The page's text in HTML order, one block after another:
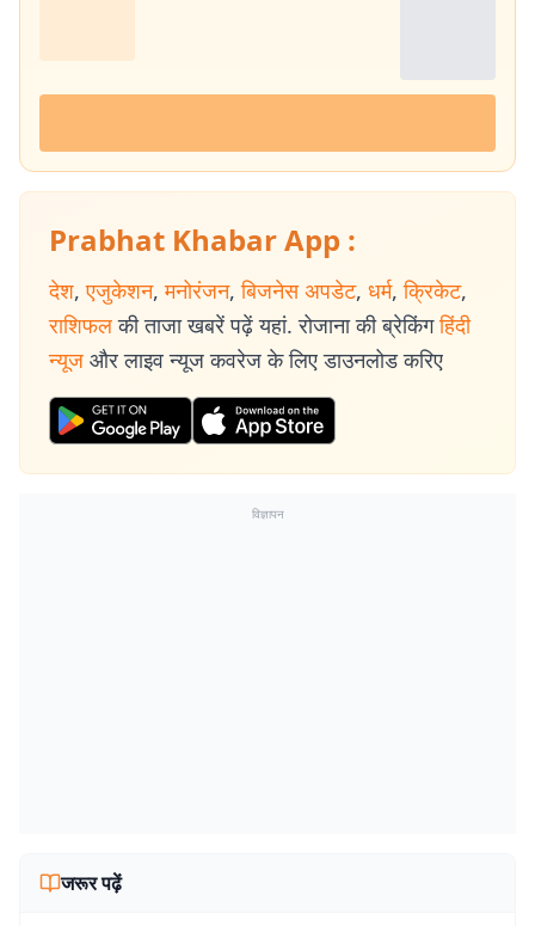
Prabhat Khabar App :
देश, एजुकेशन, मनोरंजन, बिजनेस अपडेट, धर्म, क्रिकेट,
राशिफल की ताजा खबरें पढ़ें यहां. रोजाना की ब्रेकिंग हिंदी
न्यूज और लाइव न्यूज कवरेज के लिए डाउनलोड करिए
विज्ञापन
जरूर पढ़ें